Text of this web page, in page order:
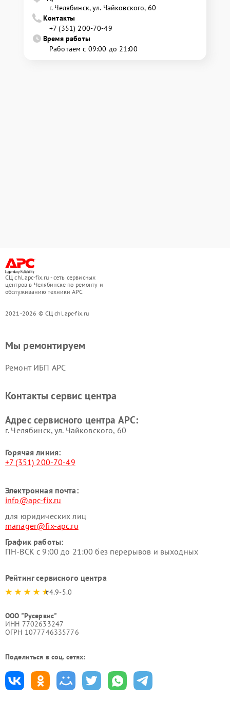
г. Челябинск, ул. Чайковского, 60
Контакты
+7 (351) 200-70-49
Время работы
Работаем с 09:00 до 21:00
СЦ chl.apc-fix.ru - сеть сервисных
центров в Челябинске по ремонту и
обслуживанию техники APC
2021-2026 © СЦ chl.apc-fix.ru
Мы ремонтируем
Ремонт ИБП APC
Контакты сервис центра
Адрес сервисного центра APC:
г. Челябинск, ул. Чайковского, 60
Горячая линия:
+7 (351) 200-70-49
Электронная почта:
info@apc-fix.ru
для юридических лиц
manager@fix-apc.ru
График работы:
ПН-ВСК с 9:00 до 21:00 без перерывов и выходных
Рейтинг сервисного центра
4.9-5.0
ООО "Русервис"
ИНН 7702633247
ОГРН 1077746335776
Поделиться в соц. сетях: